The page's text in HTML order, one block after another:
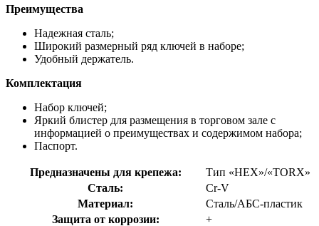
Преимущества
Надежная сталь;
Широкий размерный ряд ключей в наборе;
Удобный держатель.
Комплектация
Набор ключей;
Яркий блистер для размещения в торговом зале с
информацией о преимуществах и содержимом набора;
Паспорт.
Предназначены для крепежа:
Тип «HEX»/«TORX»
Сталь:
Cr-V
Материал:
Сталь/АБС-пластик
Защита от коррозии:
+